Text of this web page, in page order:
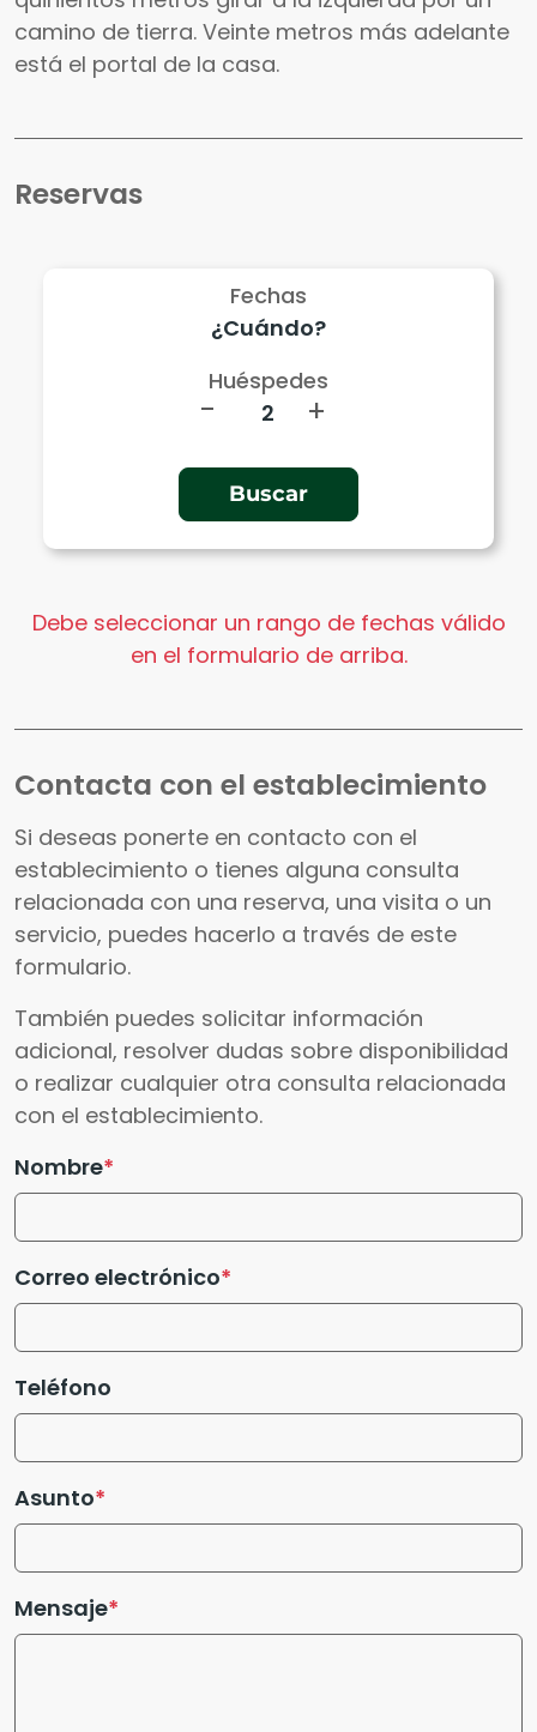
camino de tierra. Veinte metros más adelante
está el portal de la casa.
Reservas
Fechas
Huéspedes
- +
Debe seleccionar un rango de fechas válido
en el formulario de arriba.
Contacta con el establecimiento
Si deseas ponerte en contacto con el
establecimiento o tienes alguna consulta
relacionada con una reserva, una visita o un
servicio, puedes hacerlo a través de este
formulario.
También puedes solicitar información
adicional, resolver dudas sobre disponibilidad
o realizar cualquier otra consulta relacionada
con el establecimiento.
Nombre
Correo electrónico
Teléfono
Asunto
Mensaje